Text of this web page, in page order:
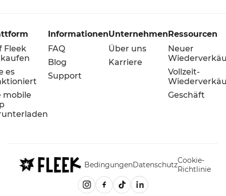
Fleek
es
mobile
Informationen
FAQ
Blog
Support
Unternehmen
Über uns
Karriere
Ressourcen
Neuer
Vollzeit-
Geschäft
BedingungenDatenschutzCookie-
Richtlinie